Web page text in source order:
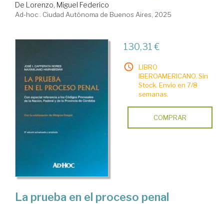
De Lorenzo, Miguel Federico
Ad-hoc . Ciudad Autónoma de Buenos Aires, 2025
130,31 €
LIBRO
IBEROAMERICANO. Sin
Stock. Envío en 7/8
semanas.
COMPRAR
La prueba en el proceso penal